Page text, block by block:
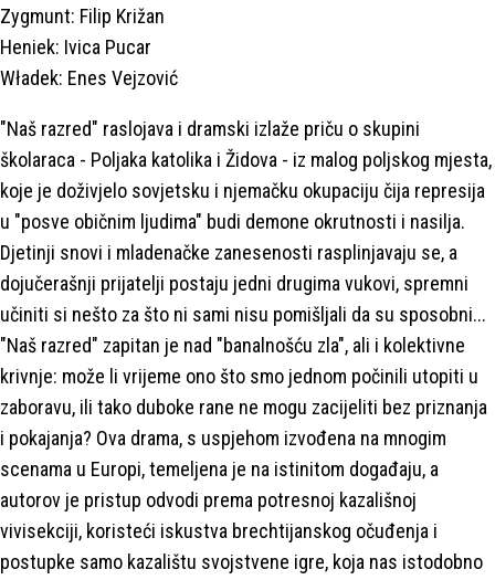
Zygmunt: Filip Križan
Heniek: Ivica Pucar
Władek: Enes Vejzović
"Naš razred" raslojava i dramski izlaže priču o skupini
školaraca - Poljaka katolika i Židova - iz malog poljskog mjesta,
koje je doživjelo sovjetsku i njemačku okupaciju čija represija
u "posve običnim ljudima" budi demone okrutnosti i nasilja.
Djetinji snovi i mladenačke zanesenosti rasplinjavaju se, a
dojučerašnji prijatelji postaju jedni drugima vukovi, spremni
učiniti si nešto za što ni sami nisu pomišljali da su sposobni...
"Naš razred" zapitan je nad "banalnošću zla", ali i kolektivne
krivnje: može li vrijeme ono što smo jednom počinili utopiti u
zaboravu, ili tako duboke rane ne mogu zacijeliti bez priznanja
i pokajanja? Ova drama, s uspjehom izvođena na mnogim
scenama u Europi, temeljena je na istinitom događaju, a
autorov je pristup odvodi prema potresnoj kazališnoj
vivisekciji, koristeći iskustva brechtijanskog očuđenja i
postupke samo kazalištu svojstvene igre, koja nas istodobno